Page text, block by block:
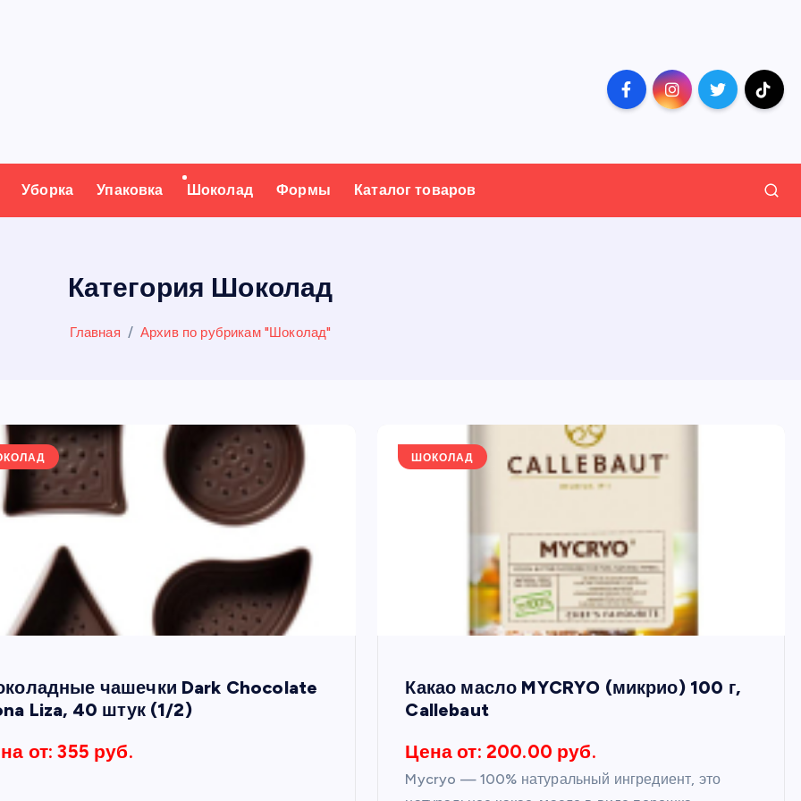
Уборка Упаковка Шоколад Формы Каталог товаров
Категория Шоколад
Главная Архив по рубрикам "Шоколад"
чашечки Dark Chocolate
Liza, 40 штук (1/2)
от: 355 руб.
ШОКОЛАД
Какао масло MYCRYO (микрио) 100 г,
Callebaut
Цена от: 200.00 руб.
Mycryo — 100% натуральный ингредиент, это